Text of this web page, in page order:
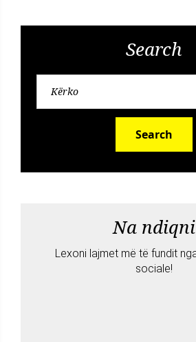
Search
Search
Na ndiqni
Lexoni lajmet më të fundit
sociale!